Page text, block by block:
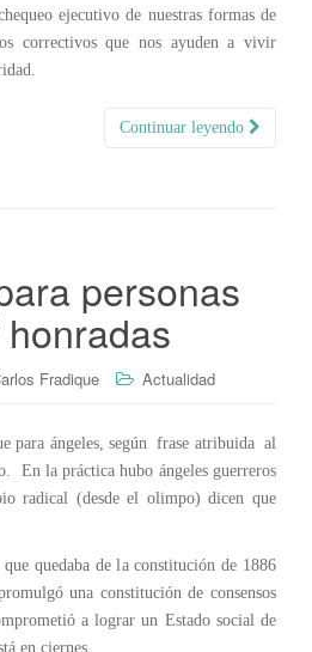
ejecutivo de nuestras formas de
correctivos que nos ayuden a vivir
Continuar leyendo
personas
Fradique Actualidad
para ángeles, según frase atribuida al
En la práctica hubo ángeles guerreros
radical (desde el olimpo) dicen que
quedaba de la constitución de 1886
una constitución de consensos
a lograr un Estado social de
en ciernes.